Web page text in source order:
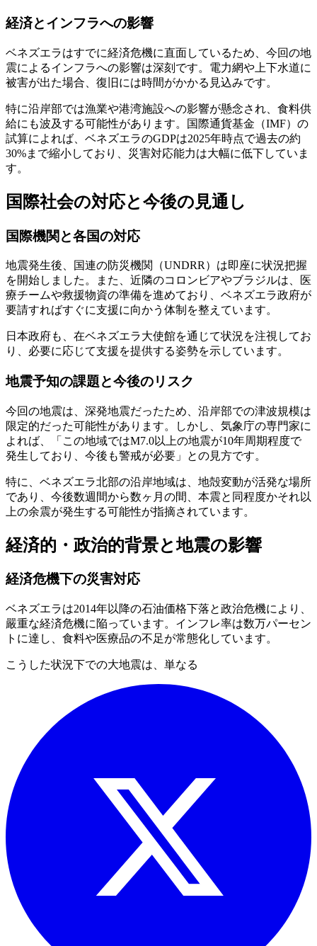
経済とインフラへの影響
ベネズエラはすでに経済危機に直面しているため、今回の地
震によるインフラへの影響は深刻です。電力網や上下水道に
被害が出た場合、復旧には時間がかかる見込みです。
特に沿岸部では漁業や港湾施設への影響が懸念され、食料供
給にも波及する可能性があります。国際通貨基金（IMF）の
試算によれば、ベネズエラのGDPは2025年時点で過去の約
30%まで縮小しており、災害対応能力は大幅に低下していま
す。
国際社会の対応と今後の見通し
国際機関と各国の対応
地震発生後、国連の防災機関（UNDRR）は即座に状況把握
を開始しました。また、近隣のコロンビアやブラジルは、医
療チームや救援物資の準備を進めており、ベネズエラ政府が
要請すればすぐに支援に向かう体制を整えています。
日本政府も、在ベネズエラ大使館を通じて状況を注視してお
り、必要に応じて支援を提供する姿勢を示しています。
地震予知の課題と今後のリスク
今回の地震は、深発地震だったため、沿岸部での津波規模は
限定的だった可能性があります。しかし、気象庁の専門家に
よれば、「この地域ではM7.0以上の地震が10年周期程度で
発生しており、今後も警戒が必要」との見方です。
特に、ベネズエラ北部の沿岸地域は、地殻変動が活発な場所
であり、今後数週間から数ヶ月の間、本震と同程度かそれ以
上の余震が発生する可能性が指摘されています。
経済的・政治的背景と地震の影響
経済危機下の災害対応
ベネズエラは2014年以降の石油価格下落と政治危機により、
嚴重な経済危機に陥っています。インフレ率は数万パーセン
トに達し、食料や医療品の不足が常態化しています。
こうした状況下での大地震は、単なる